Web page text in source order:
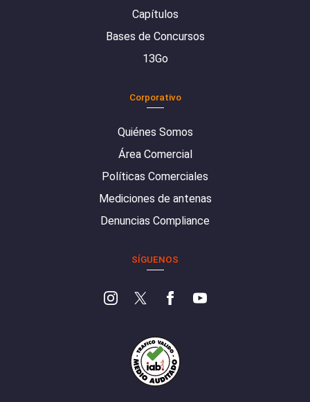
Capítulos
Bases de Concursos
13Go
Corporativo
Quiénes Somos
Área Comercial
Políticas Comerciales
Mediciones de antenas
Denuncias Compliance
SÍGUENOS